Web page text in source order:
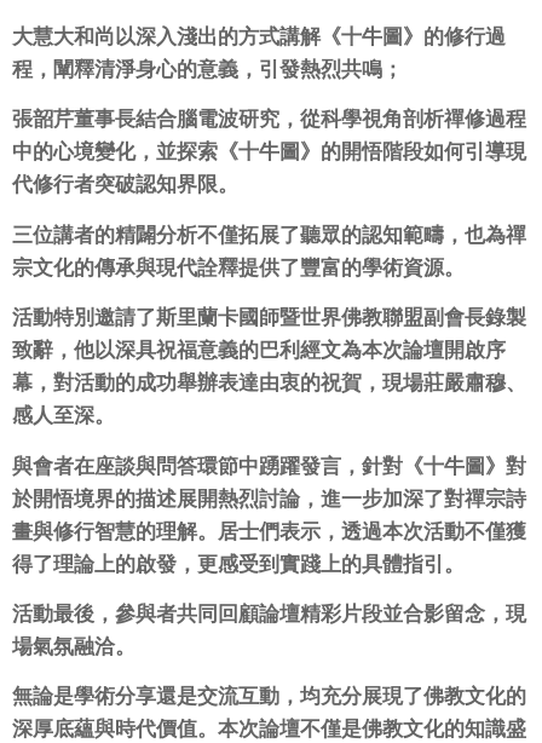
大慧大和尚以深入淺出的方式講解《十牛圖》的修行過
程， 闡釋清淨身心的意義，引發熱烈共鳴；
張韶芹董事長結合腦電波研究， 從科學視角剖析禪修過程
中的心境變化，並探索《十牛圖》 的開悟階段如何引導現
代修行者突破認知界限。
三位講者的精闢分析不僅拓展了聽眾的認知範疇， 也為禪
宗文化的傳承與現代詮釋提供了豐富的學術資源。
活動特別邀請了斯里蘭卡國師暨世界佛教聯盟副會長錄製
致辭， 他以深具祝福意義的巴利經文為本次論壇開啟序
幕， 對活動的成功舉辦表達由衷的祝賀，現場莊嚴肅穆、
感人至深。
與會者在座談與問答環節中踴躍發言，針對《十牛圖》 對
於開悟境界的描述展開熱烈討論， 進一步加深了對禪宗詩
畫與修行智慧的理解。居士們表示， 透過本次活動不僅獲
得了理論上的啟發， 更感受到實踐上的具體指引。
活動最後，參與者共同回顧論壇精彩片段並合影留念， 現
場氣氛融洽。
無論是學術分享還是交流互動， 均充分展現了佛教文化的
深厚底蘊與時代價值。 本次論壇不僅是佛教文化的知識盛